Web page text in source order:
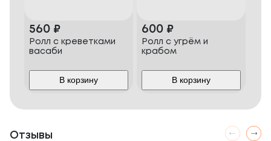
560 ₽
Ролл с креветками
васаби
В корзину
600 ₽
Ролл с угрём и
крабом
В корзину
Отзывы